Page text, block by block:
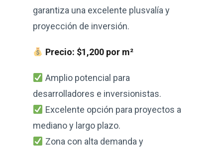
garantiza una excelente plusvalía y
proyección de inversión.
Precio: $1,200 por m²
Amplio potencial para
desarrolladores e inversionistas.
Excelente opción para proyectos a
mediano y largo plazo.
Zona con alta demanda y